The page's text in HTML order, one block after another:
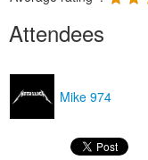
Attendees
Mike 974